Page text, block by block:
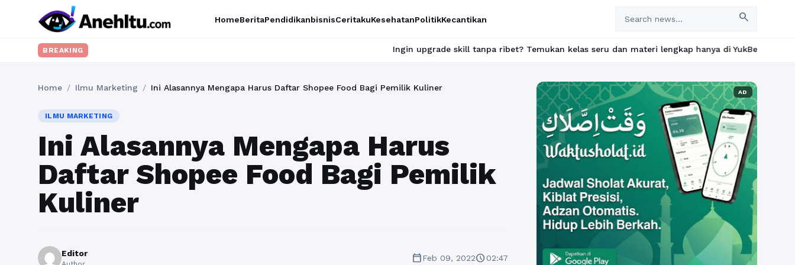
HomeBeritaPendidikanbisnisCeritakuKesehatanPolitikKecantikan search
BREAKING Ingin upgrade skill tanpa ribet? Temukan kelas seru dan materi lengkap hanya di YukBelajar.com. Mulai langkah
Home / Ilmu Marketing / Ini Alasannya Mengapa Harus Daftar Shopee Food Bagi Pemilik Kuliner
ILMU MARKETING
Ini Alasannya Mengapa Harus
Daftar Shopee Food Bagi Pemilik
Kuliner
Editor calendar_todayFeb 09, 2022schedule02:47
AD